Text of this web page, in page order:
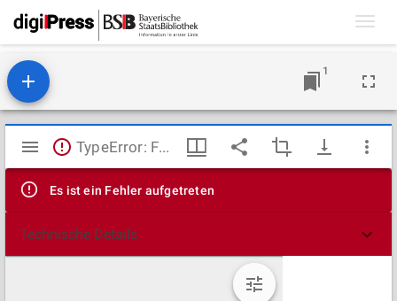
1
Mirador
Viewer
TypeError: Failed to fetch
Es ist ein Fehler aufgetreten
Technische Details